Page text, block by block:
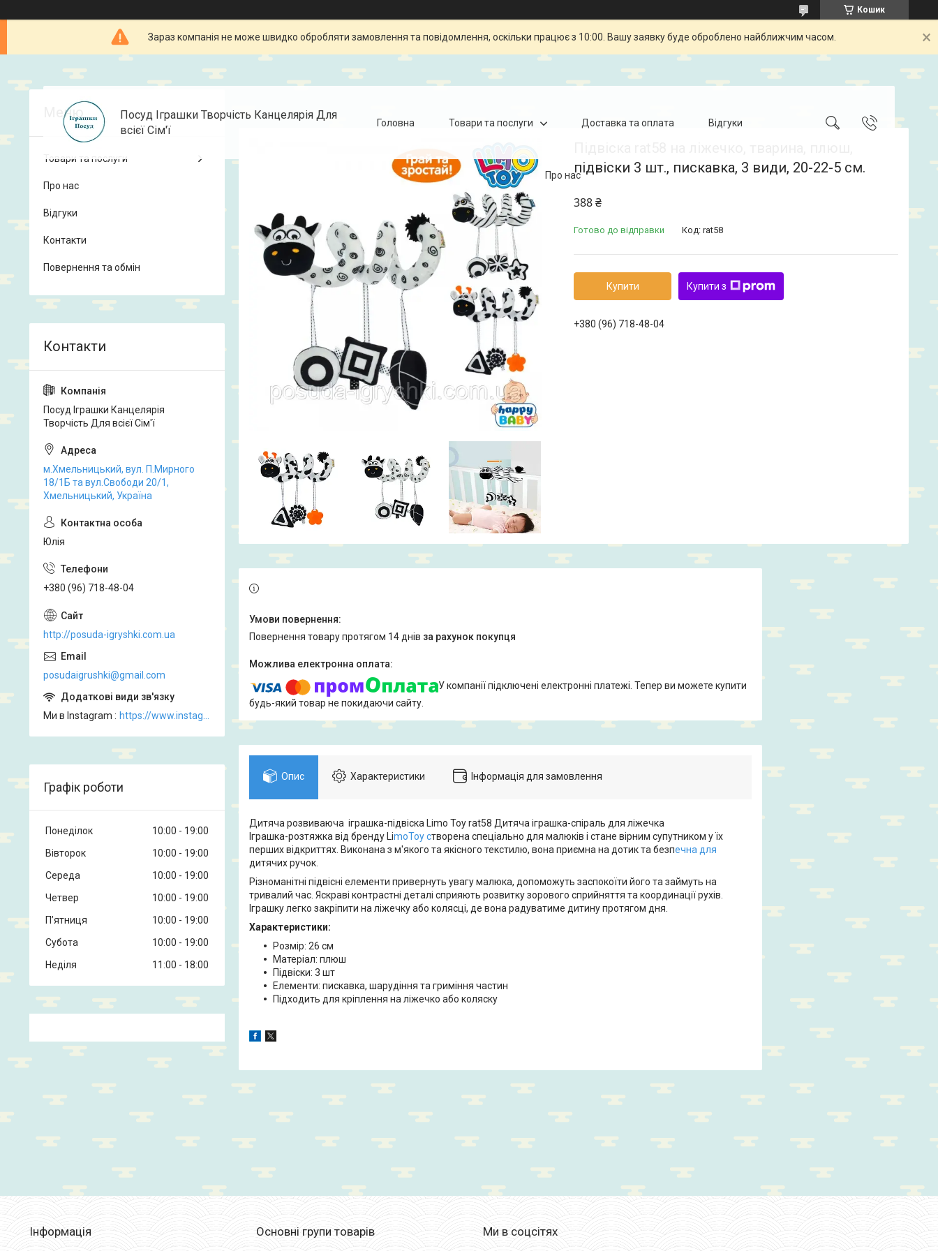
Кошик
Зараз компанія не може швидко обробляти замовлення та повідомлення, оскільки працює з 10:00. Вашу заявку буде оброблено найближчим часом.
Посуд Іграшки Творчість Канцелярія Для
всієї Сім'ї
Головна Товари та послуги Доставка та оплата Відгуки
Про наспідвіски 3 шт., пискавка, 3 види, 20-22-5 см.
388 ₴
Готово до відправки Код: rat58
Купити Купити з
+380 (96) 718-48-04
повернення товару протягом 14 днів за рахунок покупця
У компанії підключені електронні платежі. Тепер ви можете купити
будь-який товар не покидаючи сайту.
Опис Характеристики Інформація для замовлення
Дитяча розвиваюча іграшка-підвіска Limo Toy rat58 Дитяча іграшка-спіраль для ліжечка
Іграшка-розтяжка від бренду LimoToy створена спеціально для малюків і стане вірним супутником у їх
перших відкриттях. Виконана з м'якого та якісного текстилю, вона приємна на дотик та безпечна для
дитячих ручок.
Різноманітні підвісні елементи привернуть увагу малюка, допоможуть заспокоїти його та займуть на
тривалий час. Яскраві контрастні деталі сприяють розвитку зорового сприйняття та координації рухів.
Іграшку легко закріпити на ліжечку або колясці, де вона радуватиме дитину протягом дня.
Характеристики:
Розмір: 26 см
Матеріал: плюш
Підвіски: 3 шт
Елементи: пискавка, шарудіння та гриміння частин
Підходить для кріплення на ліжечко або коляску
Товари та послуги
Про нас
Відгуки
Контакти
Повернення та обмін
Посуд Іграшки Канцелярія
Творчість Для всієї Сім'ї
м.Хмельницький, вул. П.Мирного
18/1Б та вул.Свободи 20/1,
Хмельницький, Україна
Юлія
+380 (96) 718-48-04
http://posuda-igryshki.com.ua
posudaigrushki@gmail.com
Ми в Instagram
Графік роботи
Понеділок 10:00
19:00
Вівторок
10:00
19:00
Середа
10:00
19:00
Четвер
10:00
19:00
Пʼятниця
10:00
19:00
Субота
10:00
19:00
Неділя
11:00 18:00
Інформація Основні групи товарів Ми в соцсітях